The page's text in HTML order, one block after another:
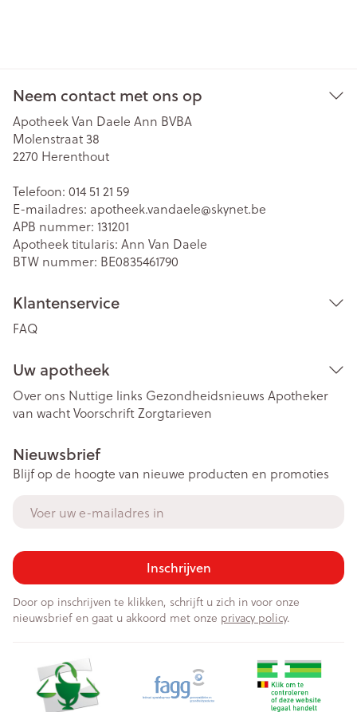
Neem contact met ons op
Apotheek Van Daele Ann BVBA
Molenstraat 38
2270 Herenthout
Telefoon: 014 51 21 59
E-mailadres: apotheek.vandaele@skynet.be
APB nummer: 131201
Apotheek titularis: Ann Van Daele
BTW nummer: BE0835461790
Klantenservice
FAQ
Uw apotheek
Over ons Nuttige links Gezondheidsnieuws Apotheker
van wachtVoorschriftZorgtarieven
Nieuwsbrief
Blijf op de hoogte van nieuwe producten en promoties
Inschrijven
Door op inschrijven te klikken, schrijft u zich in voor onze
nieuwsbrief en gaat u akkoord met onze privacy policy.